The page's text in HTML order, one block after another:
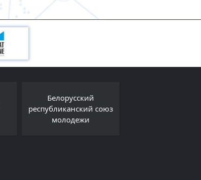
Белорусский
республиканский союз
молодежи